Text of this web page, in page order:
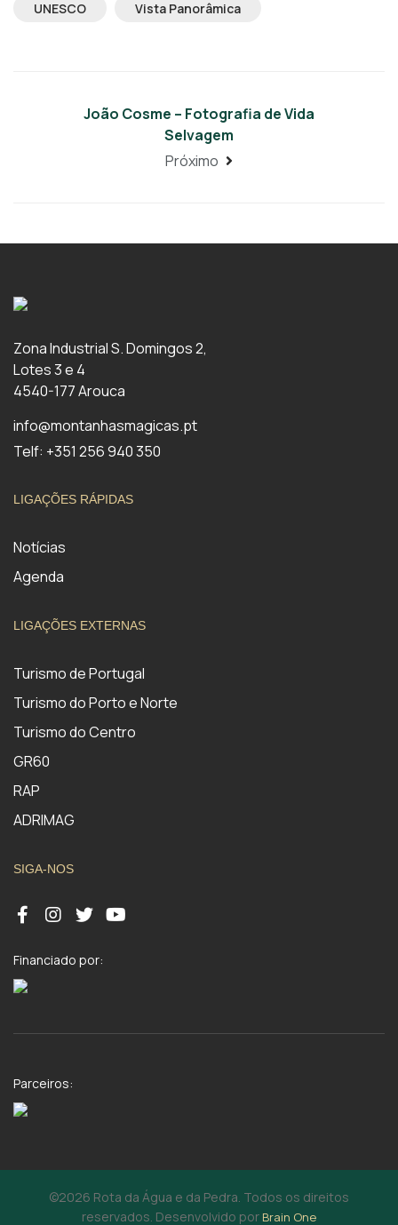
UNESCO Vista Panorâmica
João Cosme – Fotografia de Vida
Selvagem
Próximo
Zona Industrial S. Domingos 2,
Lotes 3 e 4
4540-177 Arouca
info@montanhasmagicas.pt
Telf: +351 256 940 350
LIGAÇÕES RÁPIDAS
Notícias
Agenda
LIGAÇÕES EXTERNAS
Turismo de Portugal
Turismo do Porto e Norte
Turismo do Centro
GR60
RAP
ADRIMAG
SIGA-NOS
Financiado por:
Parceiros:
©2026 Rota da Água e da Pedra. Todos os direitos
reservados. Desenvolvido por Brain One